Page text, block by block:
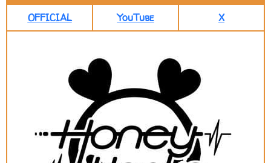
OFFICIAL YouTube X